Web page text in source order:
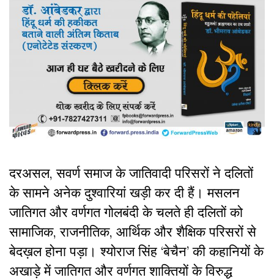
दरअसल, सवर्ण समाज के जातिवादी परिसरों ने दलितों
के सामने अनेक दुश्वारियां खड़ी कर दी हैं। मसलन
जातिगत और वर्णगत गोलबंदी के चलते ही दलितों को
सामाजिक, राजनीतिक, आर्थिक और शैक्षिक परिसरों से
बेदख़ल होना पड़ा। श्योराज सिंह ‘बेचैन’ की कहानियों के
अखाड़े में जातिगत और वर्णगत शाक्तियों के विरुद्ध